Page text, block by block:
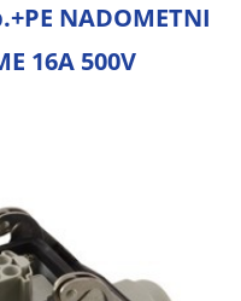
NADOMETNI
16A 500V